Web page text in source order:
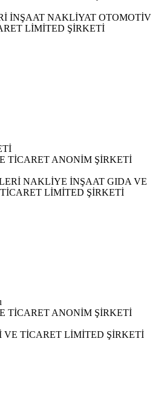
İNŞAAT NAKLİYAT OTOMOTİV
LİMİTED ŞİRKETİ
TİCARET ANONİM ŞİRKETİ
NAKLİYE İNŞAAT GIDA VE
LİMİTED ŞİRKETİ
TİCARET ANONİM ŞİRKETİ
VE TİCARET LİMİTED ŞİRKETİ